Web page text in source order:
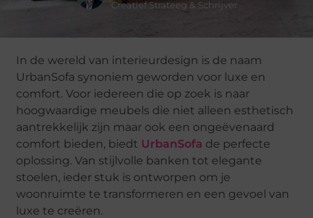
Creatief Strateeg & Schrijver
In de wereld van interieurdesign is de naam
UrbanSofa synoniem geworden voor luxe en
comfort. Voor iedereen die op zoek is naar
hoogwaardige meubels die niet alleen esthetisch
aantrekkelijk zijn maar ook een ongeëvenaard
comfort bieden, biedt UrbanSofa de perfecte
oplossing. Van stijlvolle banken tot elegante
stoelen, ieder stuk is ontworpen om je
woonruimte te transformeren en een gevoel van
luxe te creëren.